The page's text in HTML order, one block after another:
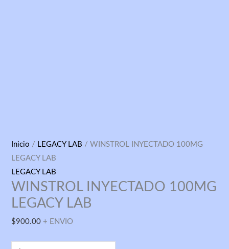
Inicio / LEGACY LAB / WINSTROL INYECTADO 100MG
LEGACY LAB
LEGACY LAB
WINSTROL INYECTADO 100MG
LEGACY LAB
$900.00 + ENVIO
WINSTROL
INYECTADO
100MG
LEGACY
LAB